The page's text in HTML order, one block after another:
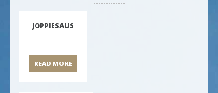
JOPPIESAUS
READ MORE